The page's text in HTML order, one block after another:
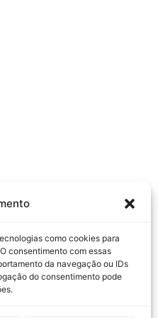
como cookies para
consentimento com essas
da navegação ou IDs
do consentimento pode